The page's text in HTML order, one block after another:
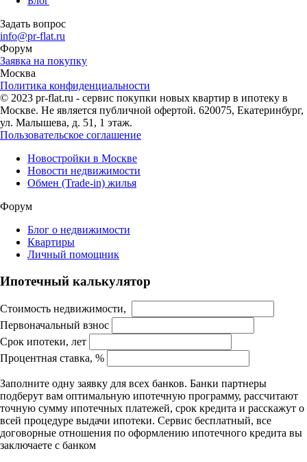
Задать вопрос
info@pr-flat.ru
Форум
Заявка на покупку
Москва
Политика конфиденциальности
© 2023 pr-flat.ru - сервис покупки новых квартир в ипотеку в
Москве. Не является публичной офертой. 620075, Екатеринбург,
ул. Малышева, д. 51, 1 этаж.
Пользовательское соглашение
Новостройки в Москве
Новости недвижимости
Обмен (Trade-in) жилья
Форум
Блог о недвижимости
Квартиры
Личный помощник
Ипотечный калькулятор
Стоимость недвижимости,
Первоначальный взнос
Срок ипотеки, лет
Процентная ставка, %
Заполните одну заявку для всех банков. Банки партнеры
подберут вам оптимальную ипотечную программу, рассчитают
точную сумму ипотечных платежей, срок кредита и расскажут о
всей процедуре выдачи ипотеки. Сервис бесплатный, все
договорные отношения по оформлению ипотечного кредита вы
заключаете с банком